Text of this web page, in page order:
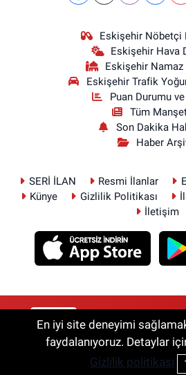
Eskişehir Nöbetçi
Eskişehir Hava
Eskişehir
Eskişehir Trafik
Puan Durumu
Tüm
Son Dakika
Haber
SERİ İLAN Resmi İlanlar
Künye
Gizlilik Politikası
İletişim
RSS Copyright ©
Haber Yazılımı:TE
En iyi site deneyimi
faydalanıyoruz. Detaylar
Gizlilik politikası